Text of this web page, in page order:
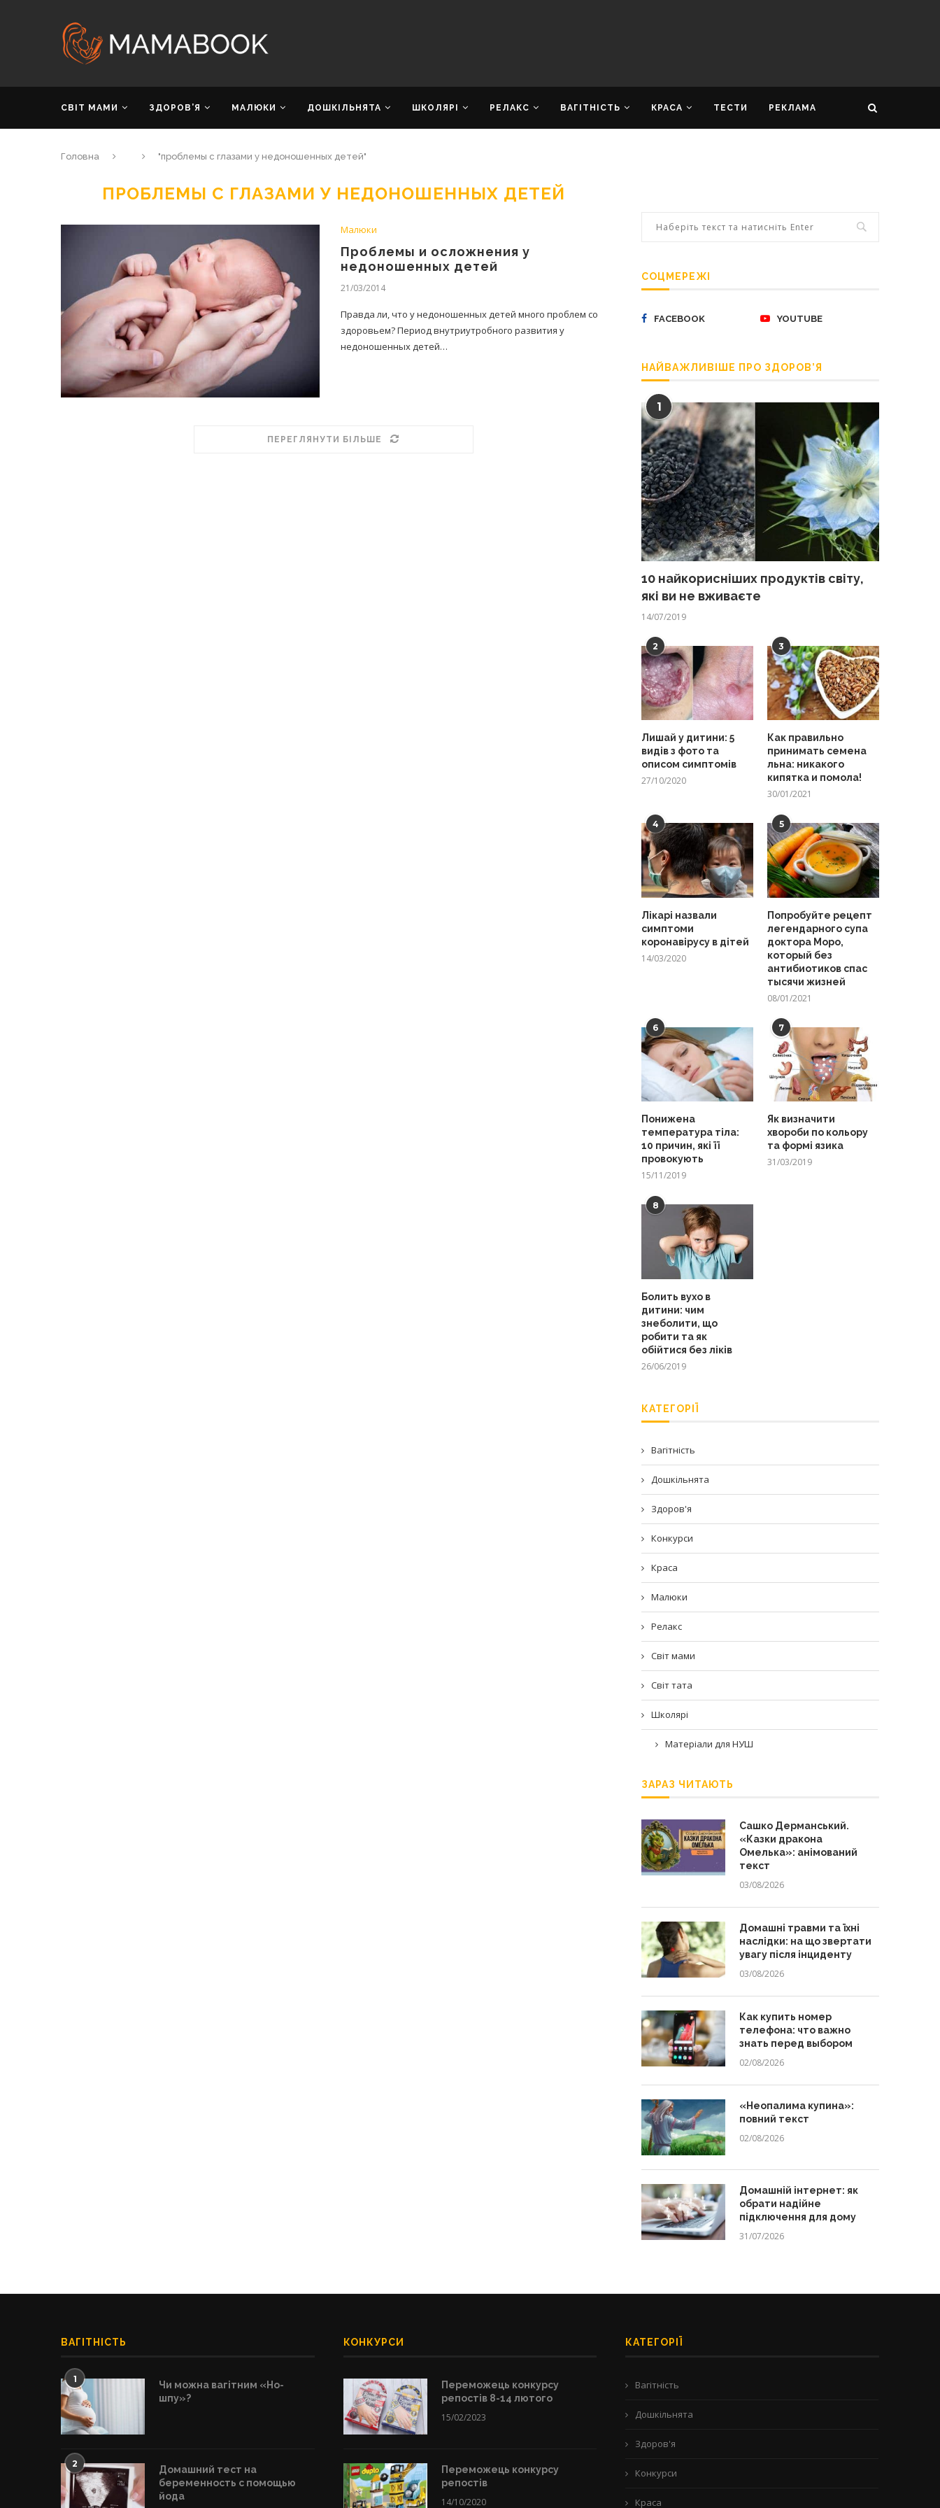
СВІТ МАМИ ЗДОРОВ’Я МАЛЮКИ ДОШКІЛЬНЯТА ШКОЛЯРІ РЕЛАКС ВАГІТНІСТЬ КРАСА ТЕСТИ РЕКЛАМА
Головна "проблемы с глазами у недоношенных детей"
ПРОБЛЕМЫ С ГЛАЗАМИ У НЕДОНОШЕННЫХ ДЕТЕЙ
Малюки
Проблемы и осложнения у
недоношенных детей
21/03/2014
Правда ли, что у недоношенных детей много проблем со
здоровьем? Период внутриутробного развития у
недоношенных детей…
ПЕРЕГЛЯНУТИ БІЛЬШЕ
СОЦМЕРЕЖІ
FACEBOOK YOUTUBE
НАЙВАЖЛИВІШЕ ПРО ЗДОРОВ’Я
1
10 найкорисніших продуктів світу,
які ви не вживаєте
14/07/2019
2
Лишай у дитини: 5
видів з фото та
описом симптомів
27/10/2020
3
Как правильно
принимать семена
льна: никакого
кипятка и помола!
30/01/2021
4
Лікарі назвали
симптоми
коронавірусу в дітей
14/03/2020
5
Попробуйте рецепт
легендарного супа
доктора Моро,
который без
антибиотиков спас
тысячи жизней
08/01/2021
6
Понижена
температура тіла:
10 причин, які її
провокують
15/11/2019
7
Як визначити
хвороби по кольору
та формі язика
31/03/2019
8
Болить вухо в
дитини: чим
знеболити, що
робити та як
обійтися без ліків
26/06/2019
КАТЕГОРІЇ
Вагітність
Дошкільнята
Здоров'я
Конкурси
Краса
Малюки
Релакс
Світ мами
Світ тата
Школярі
Матеріали для НУШ
ЗАРАЗ ЧИТАЮТЬ
Сашко Дерманський.
«Казки дракона
Омелька»: анімований
текст
03/08/2026
Домашні травми та їхні
наслідки: на що звертати
увагу після інциденту
03/08/2026
Как купить номер
телефона: что важно
знать перед выбором
02/08/2026
«Неопалима купина»:
повний текст
02/08/2026
Домашній інтернет: як
обрати надійне
підключення для дому
31/07/2026
ВАГІТНІСТЬ
1
Чи можна вагітним «Но-
шпу»?
2
Домашний тест на
беременность с помощью
йода
КОНКУРСИ
Переможець конкурсу
репостів 8-14 лютого
15/02/2023
Переможець конкурсу
репостів
14/10/2020
КАТЕГОРІЇ
Вагітність
Дошкільнята
Здоров'я
Конкурси
Краса